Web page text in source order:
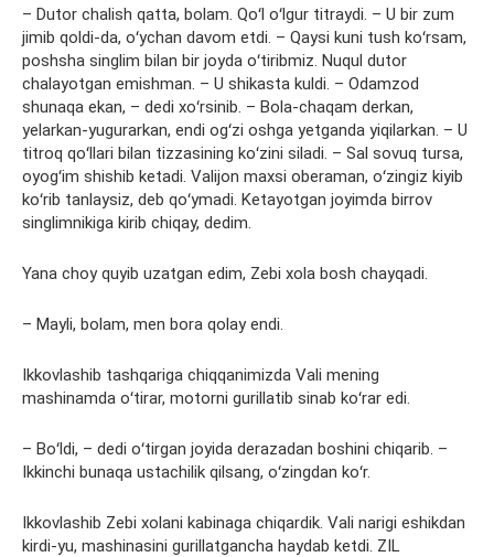
– Dutor chalish qatta, bolam. Qoʻl oʻlgur titraydi. – U bir zum
jimib qoldi-da, oʻychan davom etdi. – Qaysi kuni tush koʻrsam,
poshsha singlim bilan bir joyda oʻtiribmiz. Nuqul dutor
chalayotgan emishman. – U shikasta kuldi. – Odamzod
shunaqa ekan, – dedi xoʻrsinib. – Bola-chaqam derkan,
yelarkan-yugurarkan, endi ogʻzi oshga yetganda yiqilarkan. – U
titroq qoʻllari bilan tizzasining koʻzini siladi. – Sal sovuq tursa,
oyogʻim shishib ketadi. Valijon maxsi oberaman, oʻzingiz kiyib
koʻrib tanlaysiz, deb qoʻymadi. Ketayotgan joyimda birrov
singlimnikiga kirib chiqay, dedim.
Yana choy quyib uzatgan edim, Zebi xola bosh chayqadi.
– Mayli, bolam, men bora qolay endi.
Ikkovlashib tashqariga chiqqanimizda Vali mening
mashinamda oʻtirar, motorni gurillatib sinab koʻrar edi.
– Boʻldi, – dedi oʻtirgan joyida derazadan boshini chiqarib. –
Ikkinchi bunaqa ustachilik qilsang, oʻzingdan koʻr.
Ikkovlashib Zebi xolani kabinaga chiqardik. Vali narigi eshikdan
kirdi-yu, mashinasini gurillatgancha haydab ketdi. ZIL